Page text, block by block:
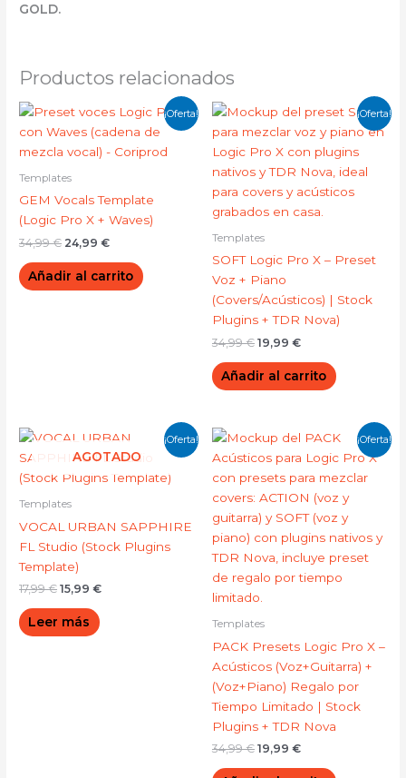
GOLD.
Productos relacionados
¡Oferta!
Templates
GEM Vocals Template
(Logic Pro X + Waves)
34,99€
El
original
era:
24,99€
El
precio
actual
es:
Añadir al carrito
¡Oferta!
Templates
SOFT Logic Pro X – Preset
Voz + Piano
(Covers/Acústicos) | Stock
Plugins + TDR Nova)
34,99€
El
precio
original
era:
34,99 €.
19,99 €
El
precio
actual
es:
19,99 €.
Añadir al carrito
¡Oferta!
AGOTADO
Templates
VOCAL URBAN SAPPHIRE
FL Studio (Stock Plugins
Template)
17,99€
El
original
era:
15,99€
El
actual
es:
Leer más
¡Oferta!
Templates
PACK Presets Logic Pro X –
Acústicos (Voz+Guitarra) +
(Voz+Piano) Regalo por
Tiempo Limitado | Stock
Plugins + TDR Nova
34,99€
El
precio
original
era:
34,99 €.
19,99 €
El
actual
es:
19,99 €.